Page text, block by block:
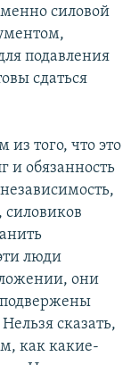
силовой
подавления
сдаться
того, что это
и обязанность
силовиков
люди
они
сказать,
как какие-